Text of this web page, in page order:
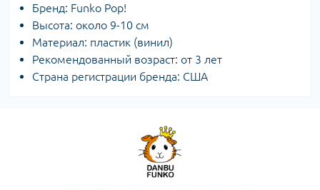
Бренд: Funko Pop!
Высота: около 9-10 см
Материал: пластик (винил)
Рекомендованный возраст: от 3 лет
Страна регистрации бренда: США